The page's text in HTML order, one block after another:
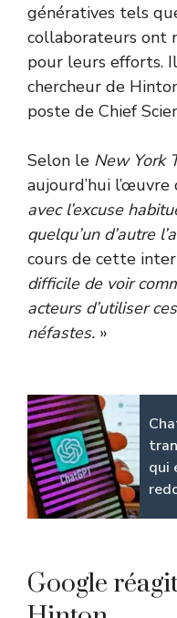
génératives tels
collaborateurs ont
pour leurs efforts.
chercheur de
poste de Chief
Selon le New York
aujourd’hui l’œuvre
avec l’excuse
quelqu’un d’autre
cours de cette
difficile de voir
acteurs d’utiliser
néfastes. »
qui
Google